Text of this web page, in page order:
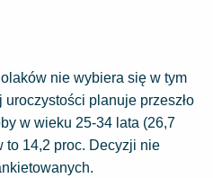
nie wybiera się w tym
uroczystości planuje przeszło
w wieku 25-34 lata (26,7
to 14,2 proc. Decyzji nie